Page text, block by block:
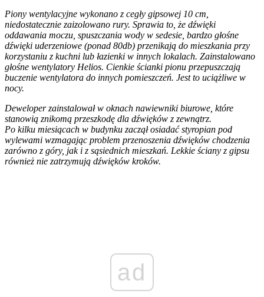
Piony wentylacyjne wykonano z cegły gipsowej 10 cm,
niedostatecznie zaizolowano rury. Sprawia to, że dźwięki
oddawania moczu, spuszczania wody w sedesie, bardzo głośne
dźwięki uderzeniowe (ponad 80db) przenikają do mieszkania przy
korzystaniu z kuchni lub łazienki w innych lokalach. Zainstalowano
głośne wentylatory Helios. Cienkie ścianki pionu przepuszczają
buczenie wentylatora do innych pomieszczeń. Jest to uciążliwe w
nocy.
Deweloper zainstalował w oknach nawiewniki biurowe, które
stanowią znikomą przeszkodę dla dźwięków z zewnątrz.
Po kilku miesiącach w budynku zaczął osiadać styropian pod
wylewami wzmagając problem przenoszenia dźwięków chodzenia
zarówno z góry, jak i z sąsiednich mieszkań. Lekkie ściany z gipsu
również nie zatrzymują dźwięków kroków.
ad